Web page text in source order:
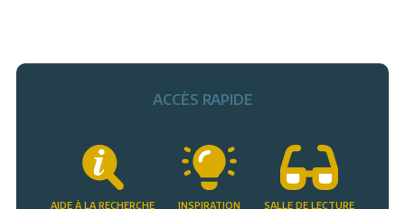
ACCÈS RAPIDE
AIDE À LA RECHERCHE
INSPIRATION
SALLE DE LECTURE